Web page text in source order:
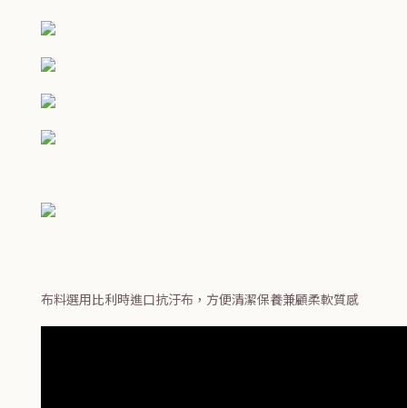
布料選用比利時進口抗汙布，方便清潔保養兼顧柔軟質感